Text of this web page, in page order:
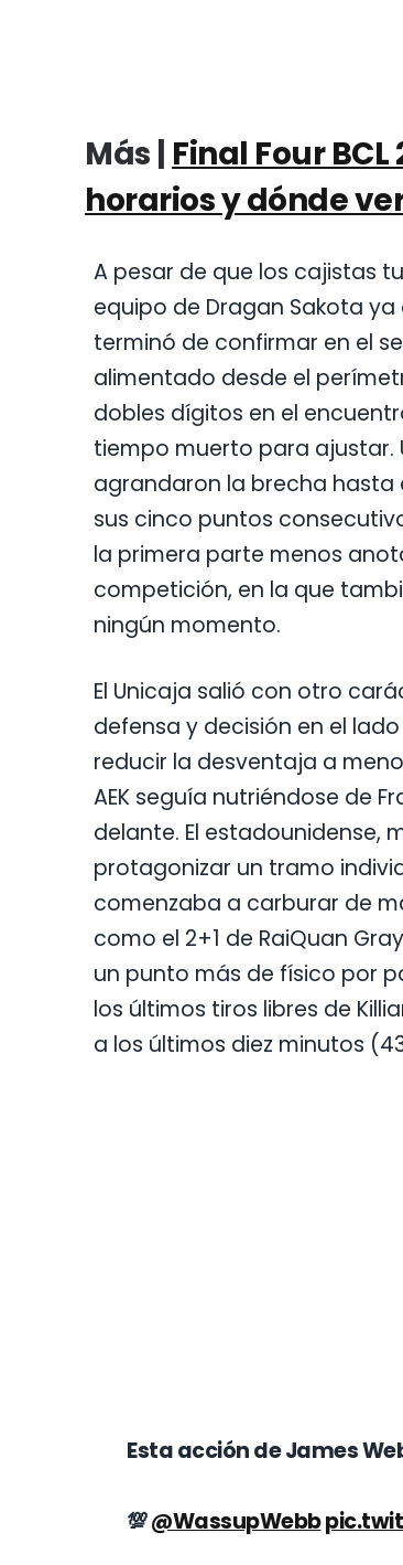
Más | Final Four
horarios y dónde
A pesar de que los cajistas
equipo de Dragan Sakota
terminó de confirmar en el
alimentado desde el
dobles dígitos en el
tiempo muerto para ajustar.
agrandaron la brecha hasta
sus cinco puntos
la primera parte menos
competición, en la que
ningún momento.
El Unicaja salió con otro
defensa y decisión en el
reducir la desventaja a
AEK seguía nutriéndose de
delante. El estadounidense,
protagonizar un tramo
comenzaba a carburar de
como el 2+1 de RaiQuan
un punto más de físico por
los últimos tiros libres de
a los últimos diez minutos
Esta acción de James
💯@WassupWebb